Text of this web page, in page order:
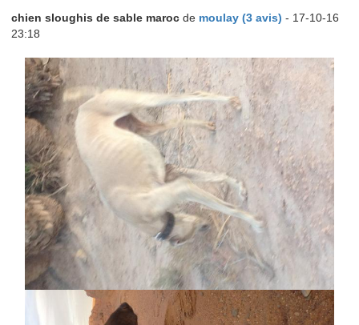
chien sloughis de sable marocde moulay (3 avis) - 17-10-16
23:18